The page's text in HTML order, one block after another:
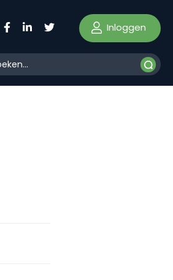
Inloggen